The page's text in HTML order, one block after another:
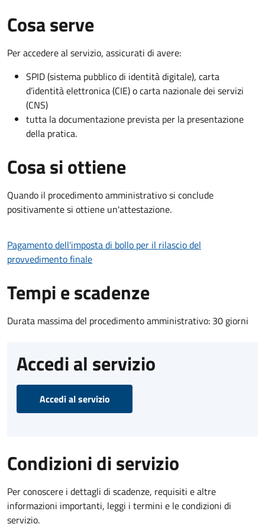
Cosa serve
Per accedere al servizio, assicurati di avere:
SPID (sistema pubblico di identità digitale), carta
d’identità elettronica (CIE) o carta nazionale dei servizi
(CNS)
tutta la documentazione prevista per la presentazione
della pratica.
Cosa si ottiene
Quando il procedimento amministrativo si conclude
positivamente si ottiene un'attestazione.
Pagamento dell'imposta di bollo per il rilascio del
provvedimento finale
Tempi e scadenze
Durata massima del procedimento amministrativo: 30 giorni
Accedi al servizio
Accedi al servizio
Condizioni di servizio
Per conoscere i dettagli di scadenze, requisiti e altre
informazioni importanti, leggi i termini e le condizioni di
servizio.